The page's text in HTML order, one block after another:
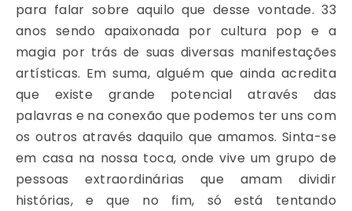
para falar sobre aquilo que desse vontade. 33
anos sendo apaixonada por cultura pop e a
magia por trás de suas diversas manifestações
artísticas. Em suma, alguém que ainda acredita
que existe grande potencial através das
palavras e na conexão que podemos ter uns com
os outros através daquilo que amamos. Sinta-se
em casa na nossa toca, onde vive um grupo de
pessoas extraordinárias que amam dividir
histórias, e que no fim, só está tentando